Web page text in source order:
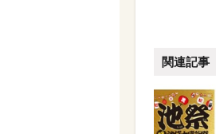
関連記事